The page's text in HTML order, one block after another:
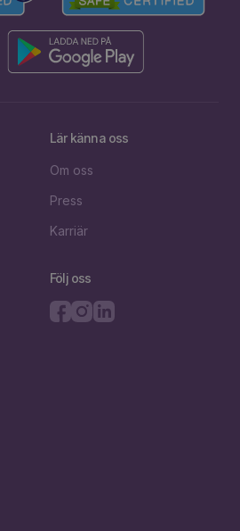
Lär känna oss
Om oss
Press
Karriär
Följ oss